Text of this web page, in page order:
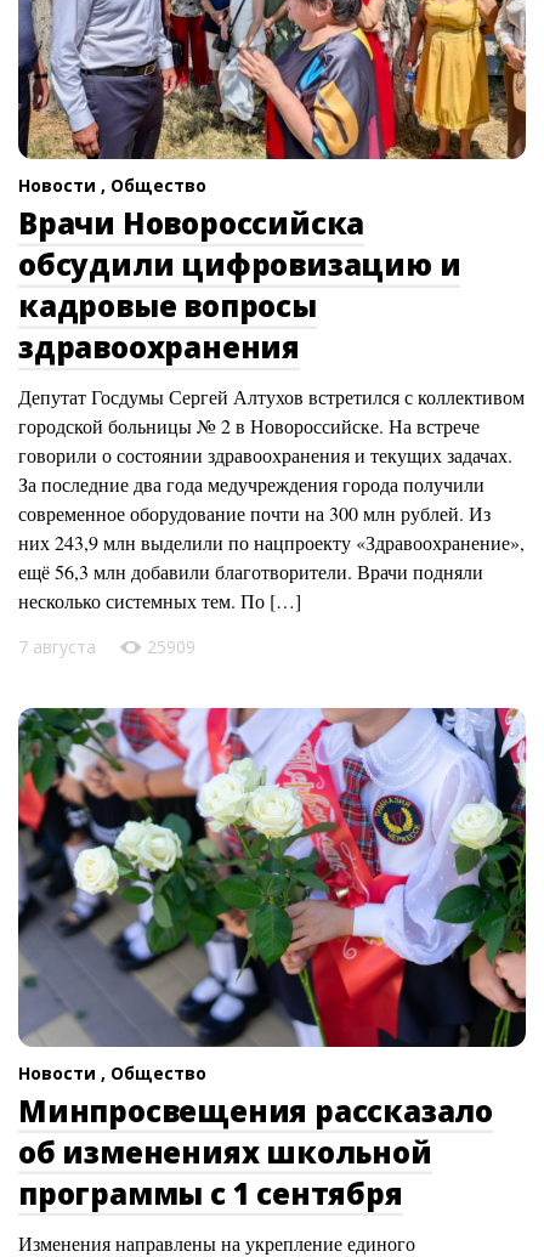
Новости , Общество
Врачи Новороссийска
обсудили цифровизацию и
кадровые вопросы
здравоохранения
Депутат Госдумы Сергей Алтухов встретился с коллективом
городской больницы № 2 в Новороссийске. На встрече
говорили о состоянии здравоохранения и текущих задачах.
За последние два года медучреждения города получили
современное оборудование почти на 300 млн рублей. Из
них 243,9 млн выделили по нацпроекту «Здравоохранение»,
ещё 56,3 млн добавили благотворители. Врачи подняли
несколько системных тем. По […]
7 августа 25909
Новости , Общество
Минпросвещения рассказало
об изменениях школьной
программы с 1 сентября
Изменения направлены на укрепление единого